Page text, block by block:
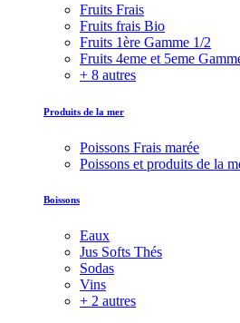
Fruits Frais
Fruits frais Bio
Fruits 1ère Gamme 1/2
Fruits 4eme et 5eme
+ 8 autres
Produits de la mer
Poissons Frais marée
Poissons et produits de la
Boissons
Eaux
Jus Softs Thés
Sodas
Vins
+ 2 autres